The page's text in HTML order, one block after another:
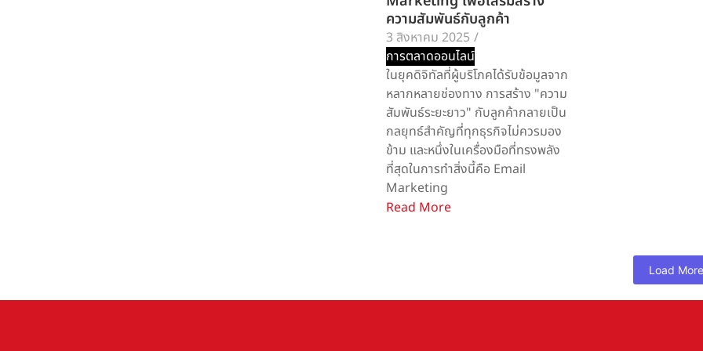
ความสัมพันธ์กับลูกค้า
3 สิงหาคม 2025 /
การตลาดออนไลน์
ในยุคดิจิทัลที่ผู้บริโภคได้รับข้อมูลจาก
หลากหลายช่องทาง การสร้าง "ความ
สัมพันธ์ระยะยาว" กับลูกค้ากลายเป็น
กลยุทธ์สำคัญที่ทุกธุรกิจไม่ควรมอง
ข้าม และหนึ่งในเครื่องมือที่ทรงพลัง
ที่สุดในการทำสิ่งนี้คือ Email
Marketing
Read More
Load More